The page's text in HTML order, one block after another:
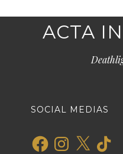
ACTA
SOCIAL MEDIAS
FacebookInstagram
X TikTok